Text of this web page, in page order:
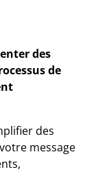
des
de
des
message